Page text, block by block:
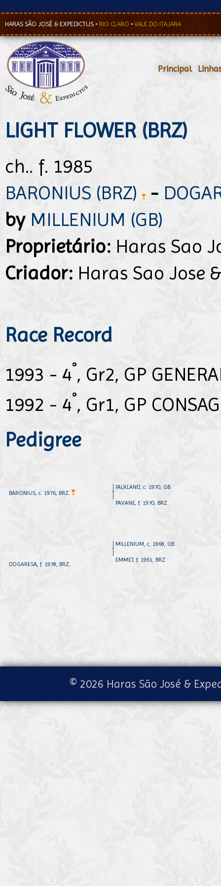
HARAS SÃO JOSÉ & EXPEDICTUS • RIO CLARO • VALE DO ITAJARA
Principal•
LIGHT FLOWER (BRZ)
ch.. f. 1985
BARONIUS (BRZ)
-
by MILLENIUM (GB)
Proprietário: Haras Sao
Criador: Haras Sao Jose
Race Record
1993 - 4°, Gr2, GP
1992 - 4°, Gr1, GP
Pedigree
BARONIUS, c. 1976, BRZ.
DOGARESA, f. 1978, BRZ.
FALKLAND, c. 1970, GB.
PAVANE, f. 1970, BRZ.
MILLENIUM, c. 1968, GB.
EMMET, f. 1961, BRZ.
© 2026 Haras São José &